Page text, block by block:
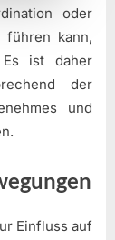
oder
kann,
Es ist daher
der
und
Einfluss auf